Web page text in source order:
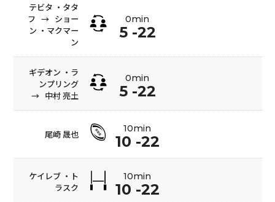
テビタ ・タタ
フ → ショー
ン ・マクマー
ン
0min
5 -22
ギデオン ・ラ
ンプリング
→ 中村 亮土
0min
5 -22
尾崎 晟也 10min
10 -22
ケイレブ ・ト
ラスク
10min
10 -22